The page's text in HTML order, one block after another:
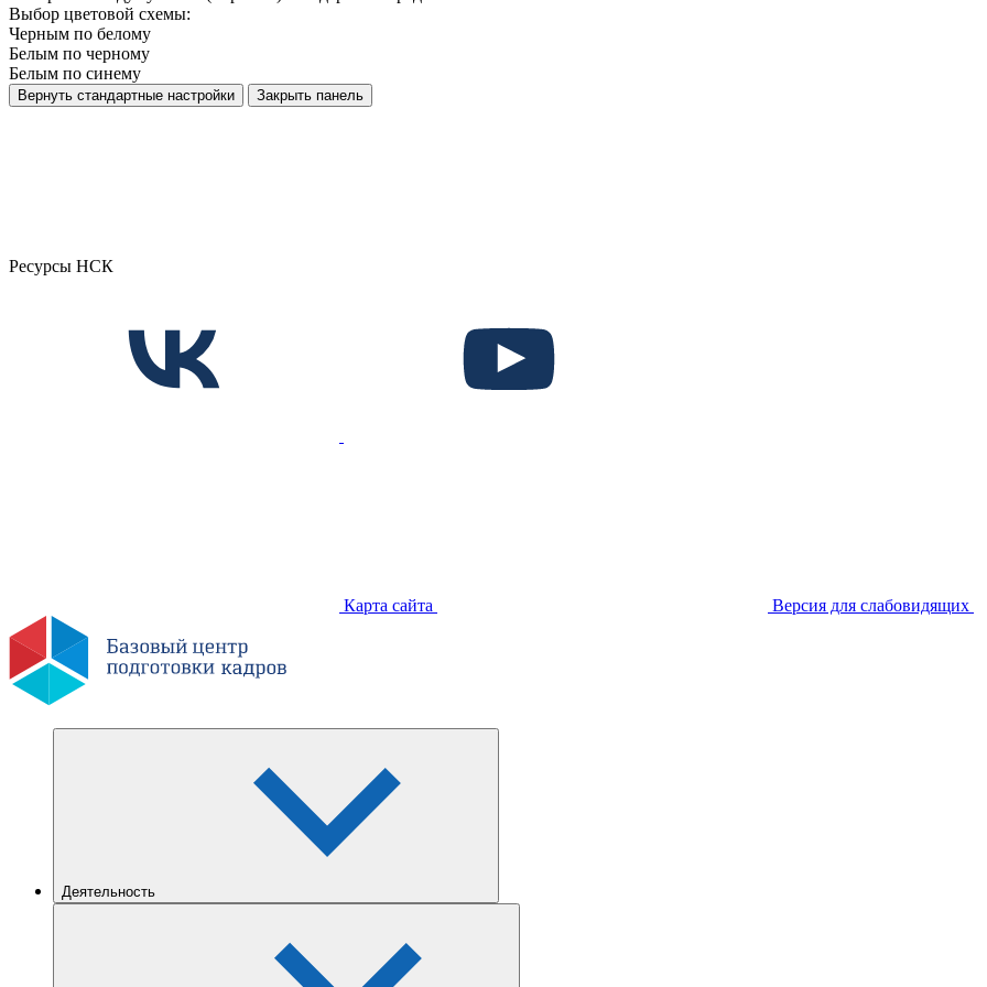
Выбор цветовой схемы:
Черным по белому
Белым по черному
Белым по синему
Вернуть стандартные настройки Закрыть панель
Ресурсы НСК
Карта сайта Версия для слабовидящих
Деятельность